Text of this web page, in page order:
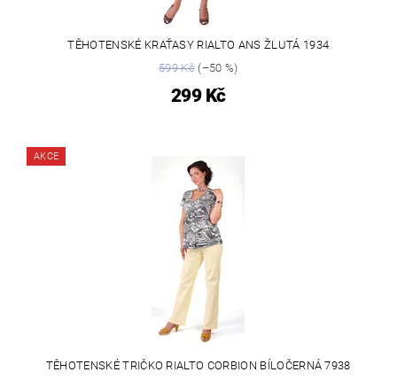
TĚHOTENSKÉ KRAŤASY RIALTO ANS ŽLUTÁ 1934
599 Kč(–50 %)
299 Kč
AKCE
TĚHOTENSKÉ TRIČKO RIALTO CORBION BÍLOČERNÁ 7938